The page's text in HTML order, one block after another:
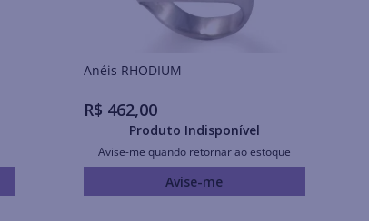
Anéis RHODIUM
R$ 462,00
Produto Indisponível
Avise-me quando retornar ao estoque
Avise-me